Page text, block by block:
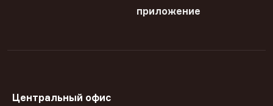
приложение
Центральный офис